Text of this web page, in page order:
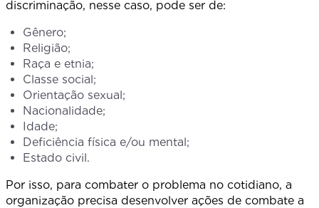
discriminação, nesse caso, pode ser de:
Gênero;
Religião;
Raça e etnia;
Classe social;
Orientação sexual;
Nacionalidade;
Idade;
Deficiência física e/ou mental;
Estado civil.
Por isso, para combater o problema no cotidiano, a
organização precisa desenvolver ações de combate a